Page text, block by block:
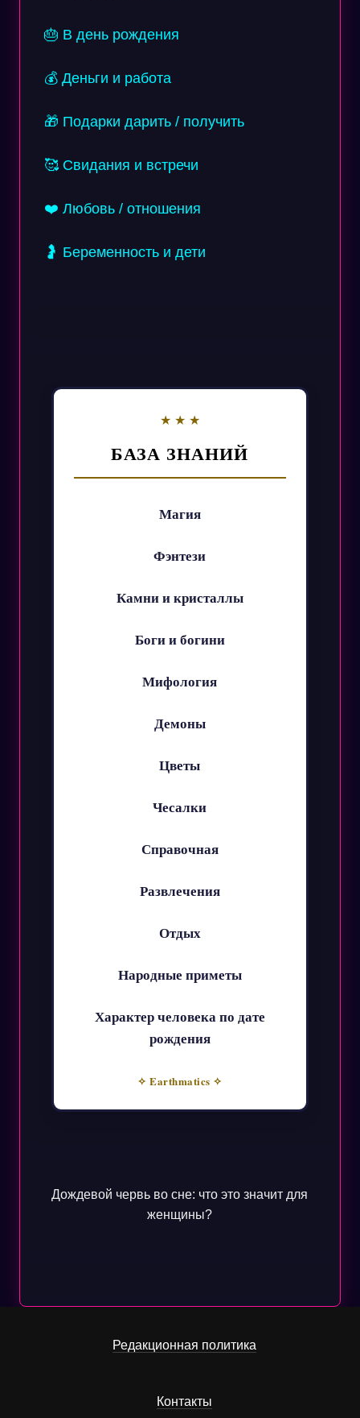
🎂 В день рождения
💰 Деньги и работа
🎁 Подарки дарить / получить
🥰 Свидания и встречи
❤️ Любовь / отношения
🤰 Беременность и дети
БАЗА ЗНАНИЙ
Магия
Фэнтези
Камни и кристаллы
Боги и богини
Мифология
Демоны
Цветы
Чесалки
Справочная
Развлечения
Отдых
Народные приметы
Характер человека по дате
рождения
✧ Earthmatics ✧
Дождевой червь во сне: что это значит для
женщины?
Редакционная политика
Контакты